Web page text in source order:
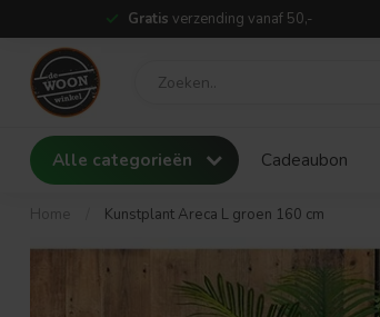
Gratis verzending vanaf 50,-
Alle categorieën Cadeaubon
Home Kunstplant Areca L groen 160 cm